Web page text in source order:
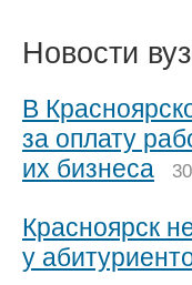
Новости
В
за оплату
их бизнеса
Красноярск
у